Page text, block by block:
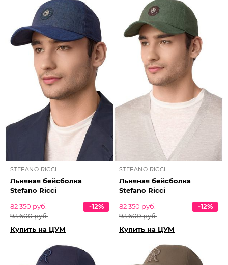
STEFANO RICCI
Льняная бейсболка
Stefano Ricci
82 350 руб.
93 600 руб.
-12%
Купить на ЦУМ
STEFANO RICCI
Льняная бейсболка
Stefano Ricci
82 350 руб.
93 600 руб.
-12%
Купить на ЦУМ